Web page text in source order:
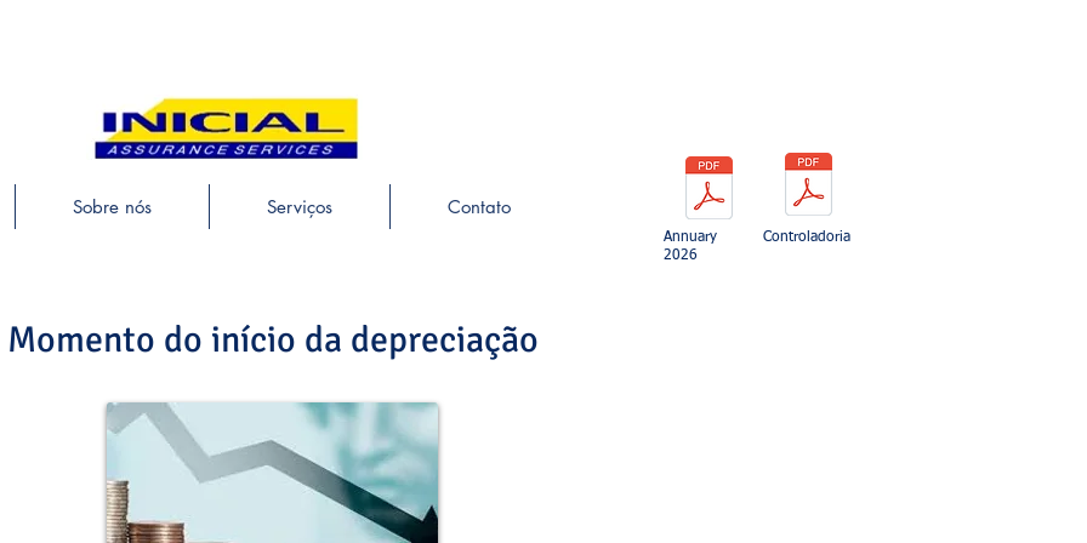
Sobre nós Serviços Contato
Annuary
2026
Controladoria
Momento do início da depreciação